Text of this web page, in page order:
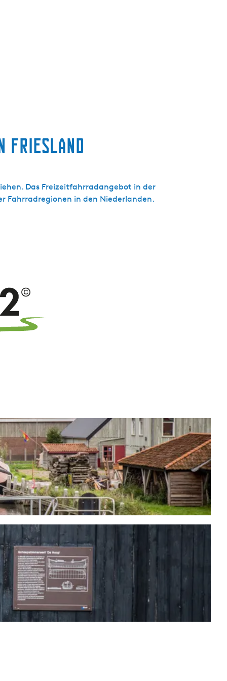
Friesland
Das Freizeitfahrradangebot in der
Fahrradregionen in den Niederlanden.